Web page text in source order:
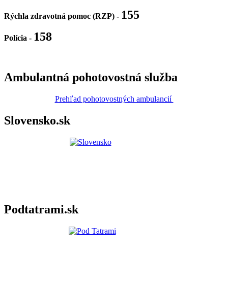
Rýchla zdravotná pomoc (RZP) - 155
Polícia - 158
Ambulantná pohotovostná služba
Prehľad pohotovostných ambulancií
Slovensko.sk
Podtatrami.sk